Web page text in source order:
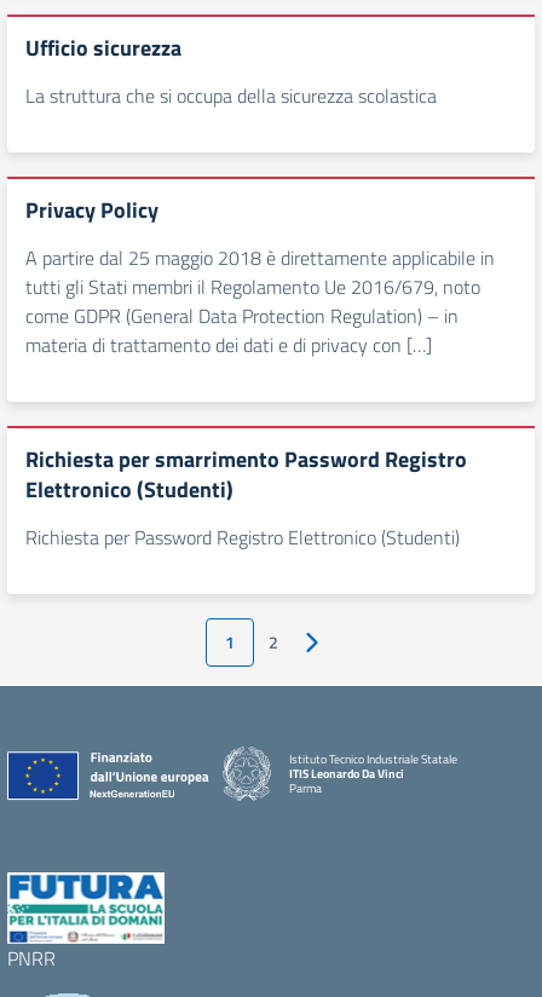
Ufficio sicurezza
La struttura che si occupa della sicurezza scolastica
Privacy Policy
A partire dal 25 maggio 2018 è direttamente applicabile in
tutti gli Stati membri il Regolamento Ue 2016/679, noto
come GDPR (General Data Protection Regulation) – in
materia di trattamento dei dati e di privacy con […]
Richiesta per smarrimento Password Registro
Elettronico (Studenti)
Richiesta per Password Registro Elettronico (Studenti)
1 2 Pagina successiva
Istituto Tecnico Industriale Statale
ITIS Leonardo Da Vinci
Parma
PNRR